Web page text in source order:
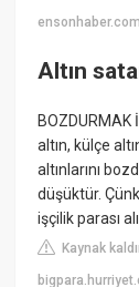
ensonhaber.com
Altın
BOZDURMAK
altın, külçe
altınlarını
düşüktür.
işçilik parası
Kaynak